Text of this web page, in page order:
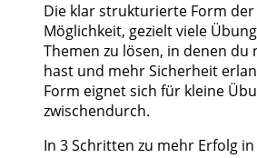
Die klar strukturierte Form
Möglichkeit, gezielt viele
Themen zu lösen, in denen du
hast und mehr Sicherheit
Form eignet sich für kleine
zwischendurch.
In 3 Schritten zu mehr Erfolg